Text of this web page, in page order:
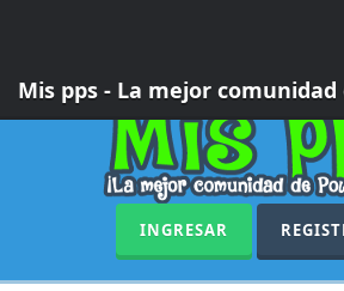
Mis pps - La mejor
INGRESAR